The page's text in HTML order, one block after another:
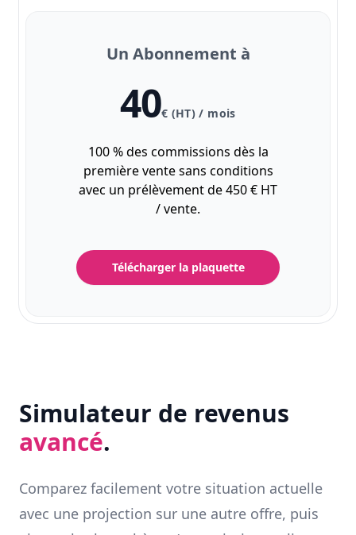
Un Abonnement à
40€ (HT) / mois
100 % des commissions dès la
première vente sans conditions
avec un prélèvement de 450 € HT
/ vente.
Télécharger la plaquette
Simulateur de revenus
avancé.
Comparez facilement votre situation actuelle
avec une projection sur une autre offre, puis